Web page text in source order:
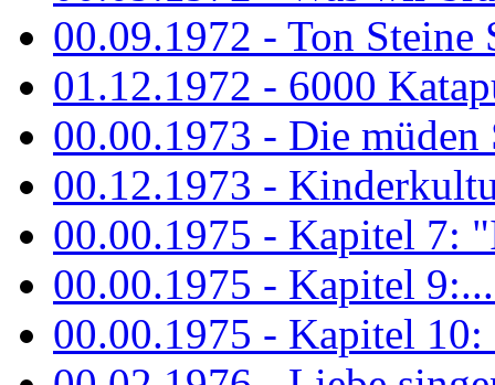
00.09.1972 - Ton Steine
01.12.1972 - 6000
00.00.1973 - Die müden
00.12.1973 -
00.00.1975 - Kapitel 7:
00.00.1975 - Kapitel
00.00.1975 - Kapitel